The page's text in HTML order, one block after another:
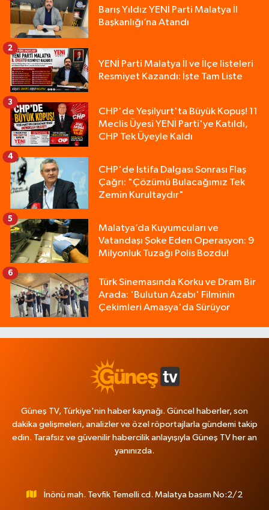
Barış Yıldız YENİ Parti Malatya İl
Başkanlığı’na Atandı
YENİ Parti Malatya İl ve İlçe listeleri
Resmiyet Kazandı: İşte Tam Liste
2
CHP'de Yeşilyurt'ta Büyük Kopuş! 11
Meclis Üyesi YENİ Parti'ye Katıldı,
CHP Tek Üyeyle Kaldı
3
CHP'de İstifa Dalgası Sonrası Flaş
Çağrı: "Çözümü Bulacağımız Tek
Zemin Kurultaydır"
4
Malatya’da Kuyumcuları ve
Vatandaşı Şoke Eden Operasyon: 9
Milyonluk Tuzağı Polis Bozdu!
5
Türk Sinemasında Korku ve Dram Bir
Arada: 'Bulutun Azabı' Filminin
Çekimleri Amasya'da Sürüyor
6
Güneş TV, Türkiye'nin haber kaynağı. Güncel haberler, son
dakika gelişmeleri, analizler ve özel röportajlarla gündemi takip
edin. Tarafsız ve güvenilir habercilik anlayışıyla Güneş TV her an
yanınızda.
İnönü mah. Tevfik Temelli cd. Malatya basım No:2/2